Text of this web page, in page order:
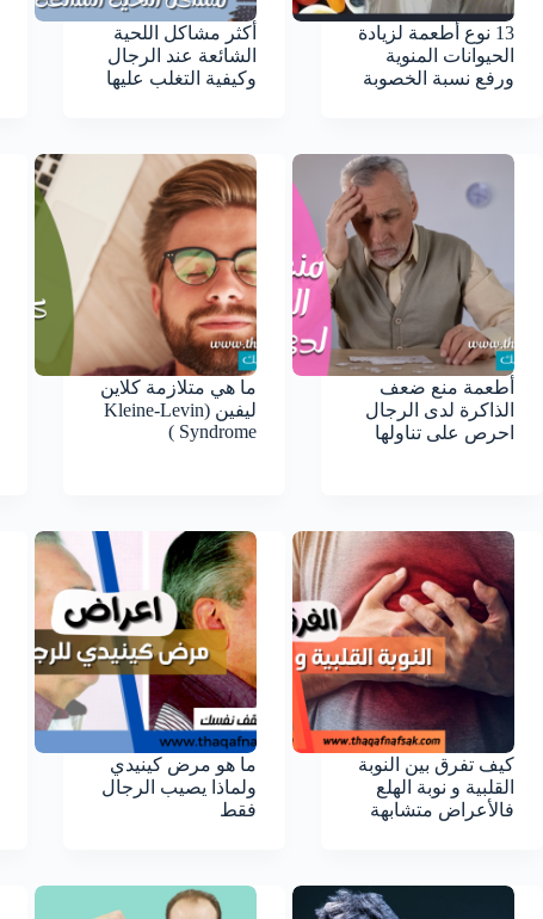
13 نوع أطعمة لزيادة
الحيوانات المنوية
ورفع نسبة الخصوبة
أكثر مشاكل اللحية
الشائعة عند الرجال
وكيفية التغلب عليها
أطعمة منع ضعف
الذاكرة لدى الرجال
احرص على تناولها
ما هي متلازمة كلاين
ليفين (Kleine-Levin
Syndrome )
كيف تفرق بين النوبة
القلبية و نوبة الهلع
فالأعراض متشابهة
ما هو مرض كينيدي
ولماذا يصيب الرجال
فقط